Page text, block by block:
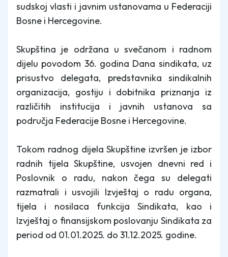
sudskoj vlasti i javnim ustanovama u Federaciji
Bosne i Hercegovine.
Skupština je održana u svečanom i radnom
dijelu povodom 36. godina Dana sindikata, uz
prisustvo delegata, predstavnika sindikalnih
organizacija, gostiju i dobitnika priznanja iz
različitih institucija i javnih ustanova sa
područja Federacije Bosne i Hercegovine.
Tokom radnog dijela Skupštine izvršen je izbor
radnih tijela Skupštine, usvojen dnevni red i
Poslovnik o radu, nakon čega su delegati
razmatrali i usvojili Izvještaj o radu organa,
tijela i nosilaca funkcija Sindikata, kao i
Izvještaj o finansijskom poslovanju Sindikata za
period od 01.01.2025. do 31.12.2025. godine.